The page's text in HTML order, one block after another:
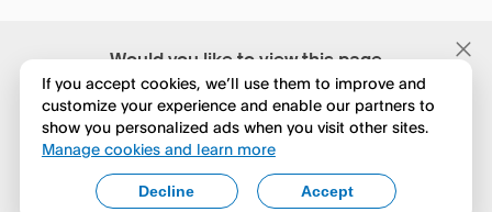
Would you like to view this page
in English?
No, seguir navegando
Yes, change to English
If you accept cookies, we’ll use them to improve and
customize your experience and enable our partners to
show you personalized ads when you visit other sites.
Manage cookies and learn more
Accept
Decline